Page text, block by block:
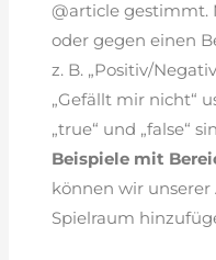
@article gestimmt.
oder gegen einen
z. B. „Positiv/
„Gefällt mir nicht“
„true“ und „false“
Beispiele mit
können wir
Spielraum